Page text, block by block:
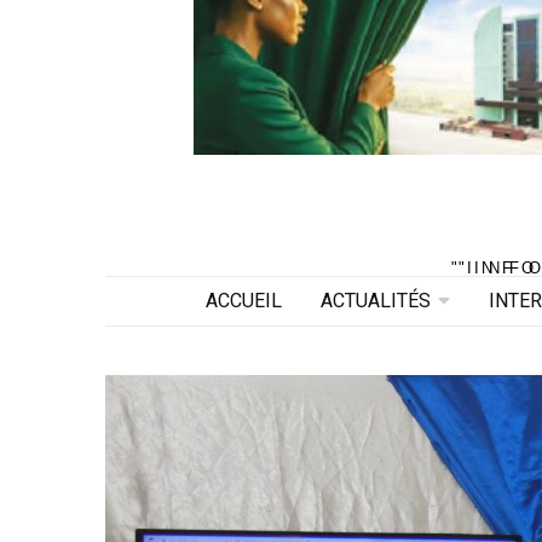
ACCUEIL ACTUALITÉS